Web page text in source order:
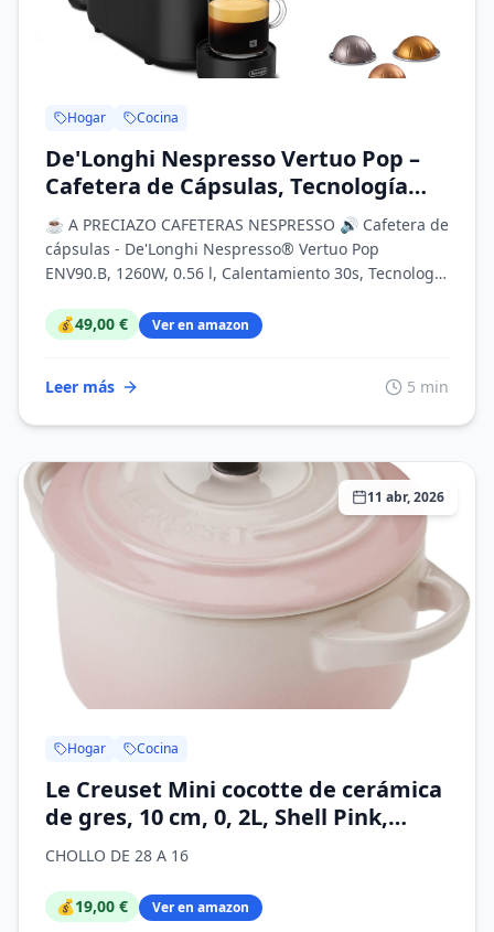
Hogar Cocina
De'Longhi Nespresso Vertuo Pop –
Cafetera de Cápsulas, Tecnología
Centrifusion, 4 Tamaños de Taza, Set
de 12 Cápsulas Incluido, Rosa
(ENV90.P)
☕️ A PRECIAZO CAFETERAS NESPRESSO 🔊 Cafetera de
cápsulas - De'Longhi Nespresso® Vertuo Pop
ENV90.B, 1260W, 0.56 l, Calentamiento 30s, Tecnología
💰49,00 € Ver en amazon
Leer más 5 min
11 abr, 2026
Hogar Cocina
Le Creuset Mini cocotte de cerámica
de gres, 10 cm, 0, 2L, Shell Pink,
71901107770100
CHOLLO DE 28 A 16
💰19,00 € Ver en amazon